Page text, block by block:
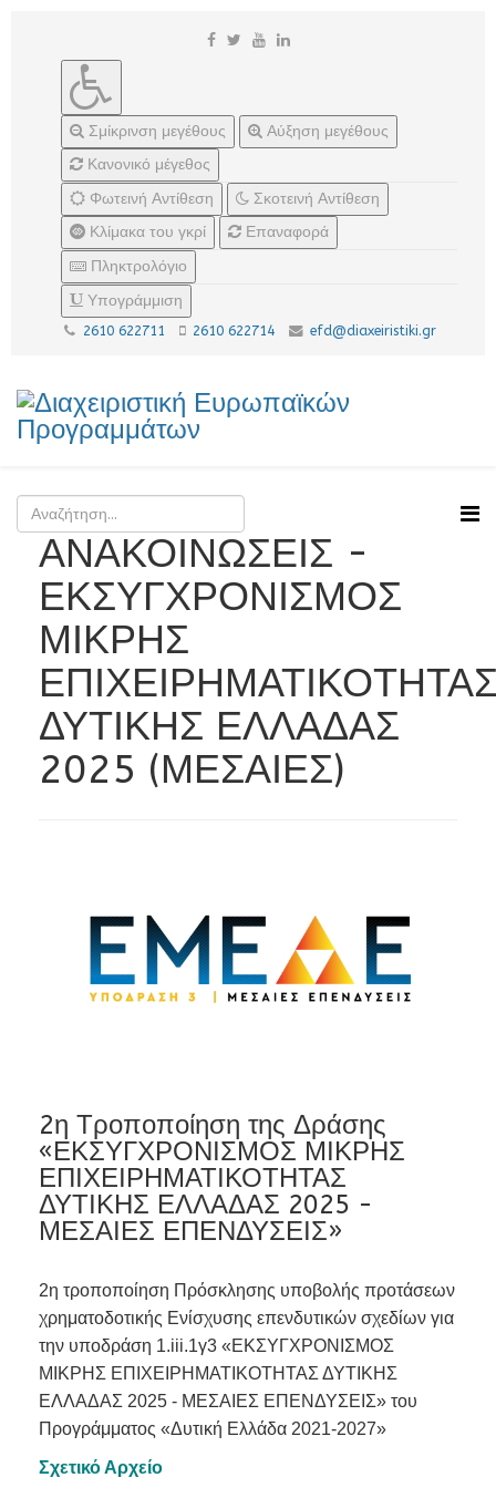
Σμίκρινση μεγέθους
Αύξηση μεγέθους
Κανονικό μέγεθος
Φωτεινή Αντίθεση
Σκοτεινή Αντίθεση
Κλίμακα του γκρί
Επαναφορά
Πληκτρολόγιο
Υπογράμμιση
2610 622711 2610 622714 efd@diaxeiristiki.gr
ΑΝΑΚΟΙΝΩΣΕΙΣ -
ΕΚΣΥΓΧΡΟΝΙΣΜΟΣ
ΜΙΚΡΗΣ
ΔΥΤΙΚΗΣ ΕΛΛΑΔΑΣ
2025 (ΜΕΣΑΙΕΣ)
2η Τροποποίηση της Δράσης
«ΕΚΣΥΓΧΡΟΝΙΣΜΟΣ ΜΙΚΡΗΣ
ΕΠΙΧΕΙΡΗΜΑΤΙΚΟΤΗΤΑΣ
ΔΥΤΙΚΗΣ ΕΛΛΑΔΑΣ 2025 -
ΜΕΣΑΙΕΣ ΕΠΕΝΔΥΣΕΙΣ»
2η τροποποίηση Πρόσκλησης υποβολής προτάσεων
χρηματοδοτικής Ενίσχυσης επενδυτικών σχεδίων για
την υποδράση 1.iii.1γ3 «ΕΚΣΥΓΧΡΟΝΙΣΜΟΣ
ΜΙΚΡΗΣ ΕΠΙΧΕΙΡΗΜΑΤΙΚΟΤΗΤΑΣ ΔΥΤΙΚΗΣ
ΕΛΛΑΔΑΣ 2025 - ΜΕΣΑΙΕΣ ΕΠΕΝΔΥΣΕΙΣ» του
Προγράμματος «Δυτική Ελλάδα 2021-2027»
Σχετικό Αρχείο